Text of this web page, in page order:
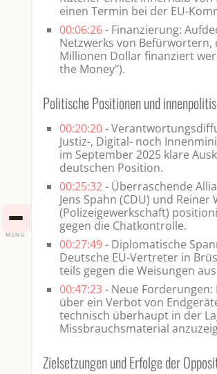
MENÜ
einen Termin bei der EU-
00:06:26- Finanzierung:
Netzwerks von Befürwortern,
Millionen Dollar finanziert
the Money").
Politische Positionen und
00:20:20-
Justiz-, Digital- noch
im September 2025 klare
deutschen Position.
00:25:32- Überraschende
Jens Spahn (CDU) und Reiner
(Polizeigewerkschaft)
gegen die Chatkontrolle.
00:27:49- Diplomatische
Deutsche EU-Vertreter in
teils gegen die Weisungen
00:47:23- Neue Forderungen:
über ein Verbot von
technisch überhaupt in der
Missbrauchsmaterial
Zielsetzungen und Erfolge der